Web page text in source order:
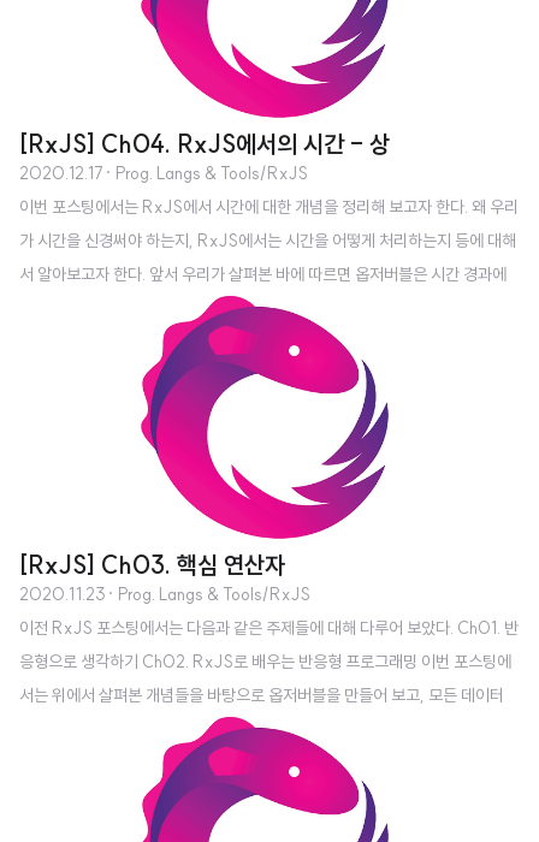
행되도록 스케줄링하려는 명시적 이벤트에 사용하기 적합하다. 그런데 만약 마
우스 움직임이나 키 입력처럼 동적 이벤트 이미터에 일련의 이벤트..
[RxJS] Ch04. RxJS에서의 시간 - 상
2020.12.17 · Prog. Langs & Tools/RxJS
이번 포스팅에서는 RxJS에서 시간에 대한 개념을 정리해 보고자 한다. 왜 우리
가 시간을 신경써야 하는지, RxJS에서는 시간을 어떻게 처리하는지 등에 대해
서 알아보고자 한다. 앞서 우리가 살펴본 바에 따르면 옵저버블은 시간 경과에
따른 이벤트의 무한 시퀀스이다. 동기적인 코드라면 실행 시간을 정확하게 측정
하여 예측할 수가 있지만 비동기는 명령들이 선형적으로 실행이 되지 않기 때문
에 실행 시간을 정확하게 알 수 없고 예측은 더더욱 할 수가 없다. 따라서 특정
작업이 언제 완료될지를 추측하는 것이 아닌, 작업에 반응한다는 방식으로 접근
해야 한다. 왜 시간을 신경써야 할까 시간을 신경써야 하는 이유는 단순하다. 시
간이 오래 걸리면 사용자는 초조함을 느끼고 결국에는 떠난다. 따라서 우리는
[RxJS] Ch03. 핵심 연산자
2020.11.23 · Prog. Langs & Tools/RxJS
이전 RxJS 포스팅에서는 다음과 같은 주제들에 대해 다루어 보았다. Ch01. 반
응형으로 생각하기 Ch02. RxJS로 배우는 반응형 프로그래밍 이번 포스팅에
서는 위에서 살펴본 개념들을 바탕으로 옵저버블을 만들어 보고, 모든 데이터
소스에 대한 시간에 따른 데이터 입출력을 옵저버블 컨텍스트로 관리하는 법을
배우려고 한다. 이런 상황을 가정해 보자 사용자가 서버에 장기 실행 ajax 요청
을 보내고, 호출 후 다른 버튼을 눌러 다른 페이지로 이동하였다. 특정 데이터를
사용할 수 있게 데이터를 풀링했는데 예외가 발생하여 이제 데이터를 사용할 수